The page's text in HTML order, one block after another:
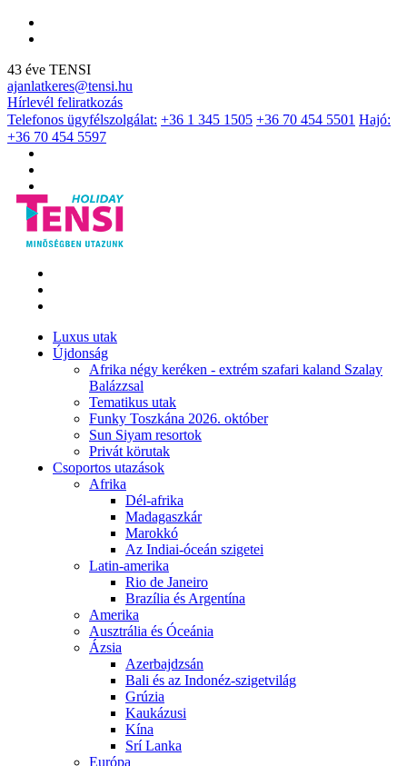
43 éve TENSI
ajanlatkeres@tensi.hu
Hírlevél feliratkozás
Telefonos ügyfélszolgálat: +36 1 345 1505 +36 70 454 5501 Hajó:
+36 70 454 5597
Luxus utak
Újdonság
Afrika négy keréken - extrém szafari kaland Szalay
Balázzsal
Tematikus utak
Funky Toszkána 2026. október
Sun Siyam resortok
Privát körutak
Csoportos utazások
Afrika
Dél-afrika
Madagaszkár
Marokkó
Az Indiai-óceán szigetei
Latin-amerika
Rio de Janeiro
Brazília és Argentína
Amerika
Ausztrália és Óceánia
Ázsia
Azerbajdzsán
Bali és az Indonéz-szigetvilág
Grúzia
Kaukázusi
Kína
Srí Lanka
Európa